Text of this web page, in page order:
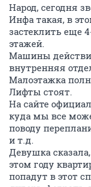
Народ, сегодня
Инфа такая, в
застеклить еще
этажей.
Машины
внутренняя
Малоэтажка
Лифты стоят.
На сайте
куда мы все
поводу
и т.д.
Девушка
этом году
попадут в этот